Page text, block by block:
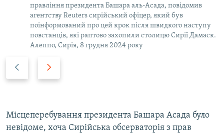
правління президента Башара аль-Асада, повідомив
агентству Reuters сирійський офіцер, який був
поінформований про цей крок після швидкого наступу
повстанців, які раптово захопили столицю Сирії Дамаск.
Алеппо, Сирія, 8 грудня 2024 року
д
е
д
Місцеперебування президента Башара Асада було
невідоме, хоча Сирійська обсерваторія з прав